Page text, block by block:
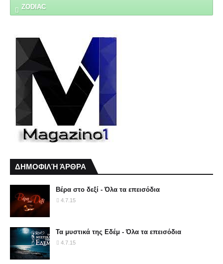
ZODIAC
ΔΗΜΟΦΙΛΉ ΆΡΘΡΑ
Βέρα στο δεξί - Όλα τα επεισόδια
4.7.15
Τα μυστικά της Εδέμ - Όλα τα επεισόδια
4.7.15